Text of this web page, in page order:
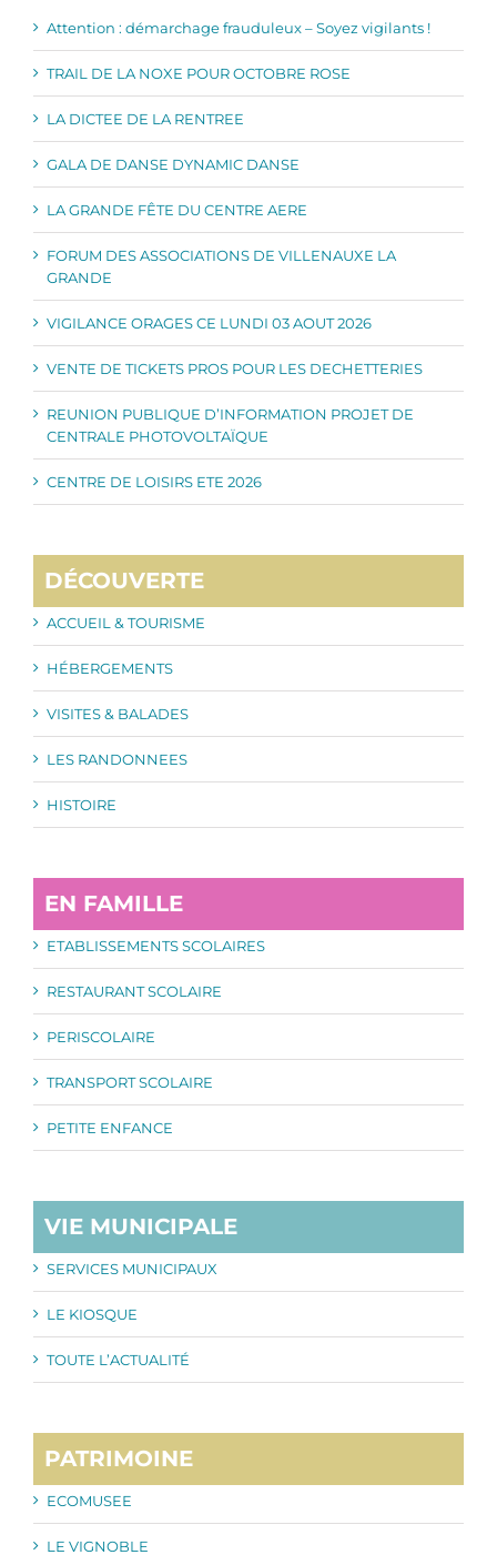
Attention : démarchage frauduleux – Soyez vigilants !
TRAIL DE LA NOXE POUR OCTOBRE ROSE
LA DICTEE DE LA RENTREE
GALA DE DANSE DYNAMIC DANSE
LA GRANDE FÊTE DU CENTRE AERE
FORUM DES ASSOCIATIONS DE VILLENAUXE LA
GRANDE
VIGILANCE ORAGES CE LUNDI 03 AOUT 2026
VENTE DE TICKETS PROS POUR LES DECHETTERIES
REUNION PUBLIQUE D’INFORMATION PROJET DE
CENTRALE PHOTOVOLTAÏQUE
CENTRE DE LOISIRS ETE 2026
DÉCOUVERTE
ACCUEIL & TOURISME
HÉBERGEMENTS
VISITES & BALADES
LES RANDONNEES
HISTOIRE
EN FAMILLE
ETABLISSEMENTS SCOLAIRES
RESTAURANT SCOLAIRE
PERISCOLAIRE
TRANSPORT SCOLAIRE
PETITE ENFANCE
VIE MUNICIPALE
SERVICES MUNICIPAUX
LE KIOSQUE
TOUTE L’ACTUALITÉ
PATRIMOINE
ECOMUSEE
LE VIGNOBLE